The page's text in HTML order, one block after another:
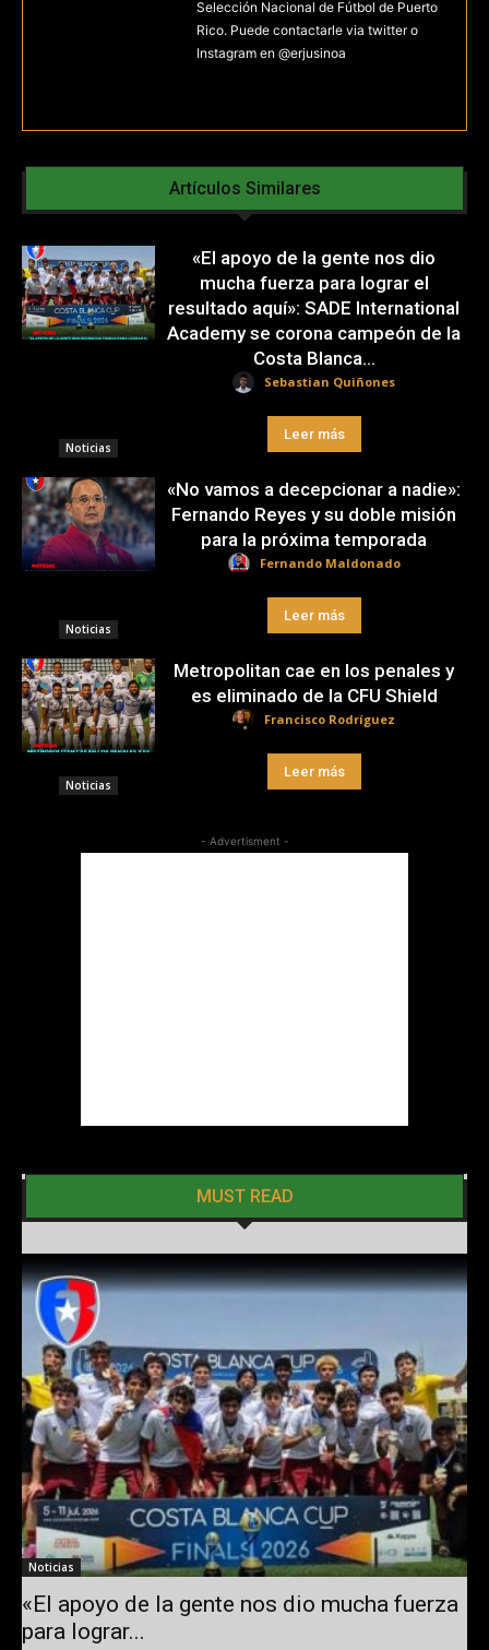
Selección Nacional de Fútbol de Puerto
Rico. Puede contactarle via twitter o
Instagram en @erjusinoa
Artículos Similares
Noticias
«El apoyo de la gente nos dio
mucha fuerza para lograr el
resultado aquí»: SADE International
Academy se corona campeón de la
Costa Blanca...
Sebastian Quiñones
Leer más
Noticias
«No vamos a decepcionar a nadie»:
Fernando Reyes y su doble misión
para la próxima temporada
Fernando Maldonado
Leer más
Noticias
Metropolitan cae en los penales y
es eliminado de la CFU Shield
Francisco Rodríguez
Leer más
- Advertisment -
MUST READ
Noticias
«El apoyo de la gente nos dio mucha fuerza
para lograr...